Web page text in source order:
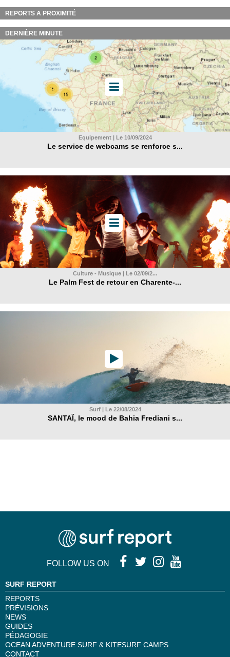
REPORTS A PROXIMITÉ
DERNIÈRE MINUTE
Equipement | Le 10/09/2024
Le service de webcams se renforce s...
Culture - Musique | Le 02/09/2...
Le Palm Fest de retour en Charente-...
Surf | Le 22/08/2024
SANTAÏ, le mood de Bahia Frediani s...
FOLLOW US ON
SURF REPORT
REPORTS
PRÉVISIONS
NEWS
GUIDES
PÉDAGOGIE
OCEAN ADVENTURE SURF & KITESURF CAMPS
CONTACT